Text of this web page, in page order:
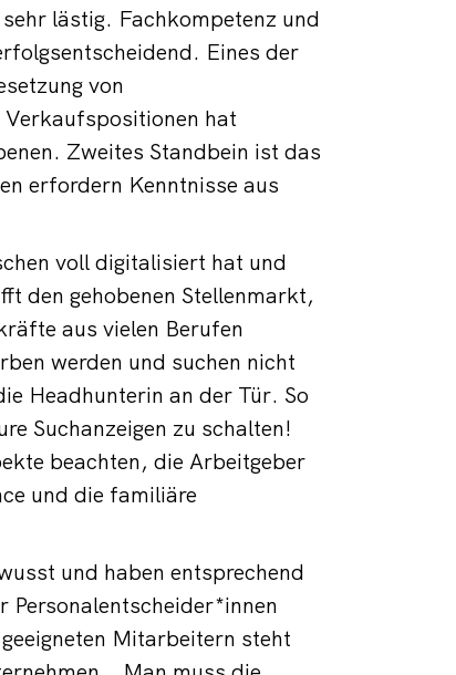
lästig. Fachkompetenz und
Eines der
von
hat
Zweites Standbein ist das
erfordern Kenntnisse aus
voll digitalisiert hat und
den gehobenen Stellenmarkt,
aus vielen Berufen
werden und suchen nicht
Headhunterin an der Tür. So
Suchanzeigen zu schalten!
beachten, die Arbeitgeber
und die familiäre
und haben entsprechend
Personalentscheider*innen
Mitarbeitern steht